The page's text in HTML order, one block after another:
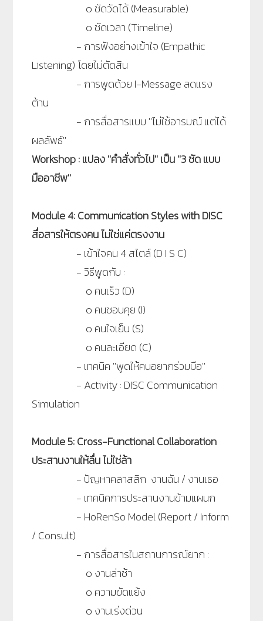
๐ชัดวัดได้ (Measurable)
๐ชัดเวลา (Timeline)
- การฟังอย่างเข้าใจ (Empathic
Listening) โดยไม่ตัดสิน
- การพูดด้วย I-Message ลดแรง
ต้าน
- การสื่อสารแบบ ''ไม่ใช้อารมณ์ แต่ได้
ผลลัพธ์''
Workshop : แปลง ''คำสั่งทั่วไป'' เป็น ''3 ชัด แบบ
มืออาชีพ''
Module 4: Communication Styles with DISC
สื่อสารให้ตรงคน ไม่ใช่แค่ตรงงาน
- เข้าใจคน 4 สไตล์ (D I S C)
-วิธีพูดกับ :
๐ คนเร็ว (D)
๐ คนชอบคุย (I)
๐ คนใจเย็น (S)
๐ คนละเอียด (C)
- เทคนิค ''พูดให้คนอยากร่วมมือ''
- Activity : DISC Communication
Simulation
Module 5: Cross-Functional Collaboration
ประสานงานให้ลื่น ไม่ใช่ล้า
- ปัญหาคลาสสิก งานฉัน / งานเธอ
- เทคนิคการประสานงานข้ามแผนก
- HoRenSo Model (Report / Inform
/ Consult)
- การสื่อสารในสถานการณ์ยาก :
๐ งานล่าช้า
๐ ความขัดแย้ง
๐ งานเร่งด่วน